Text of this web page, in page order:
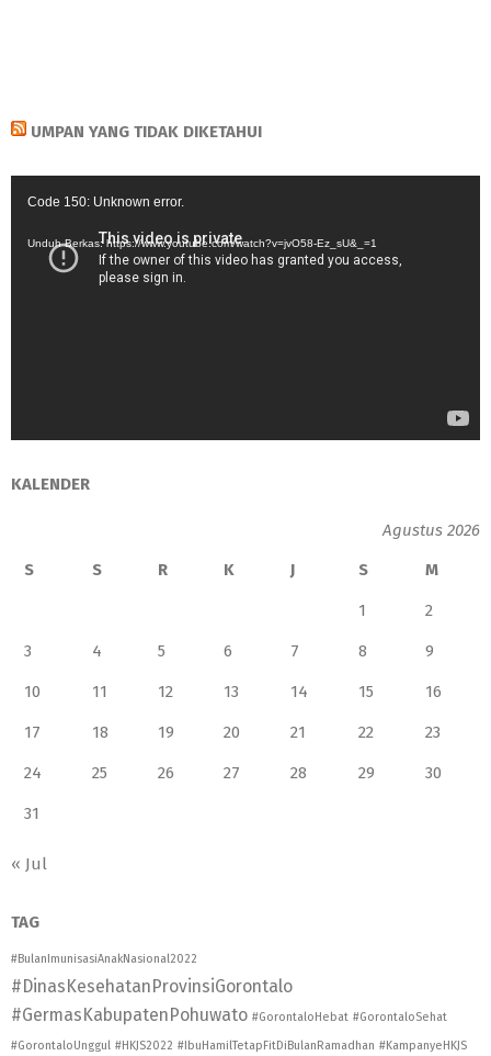
UMPAN YANG TIDAK DIKETAHUI
Code 150: Unknown error.
Unduh Berkas: https://www.youtube.com/watch?v=jvO58-Ez_sU&_=1
KALENDER
Agustus 2026
S
S R K J S M
1 2
3 4 5 6 7 8 9
10 11 12 13 14 15 16
17 18 19 20 21 22 23
24 25 26 27 28 29 30
31
« Jul
TAG
#BulanImunisasiAnakNasional2022
#DinasKesehatanProvinsiGorontalo
#GermasKabupatenPohuwato #GorontaloHebat #GorontaloSehat
#GorontaloUnggul #HKJS2022 #IbuHamilTetapFitDiBulanRamadhan #KampanyeHKJS